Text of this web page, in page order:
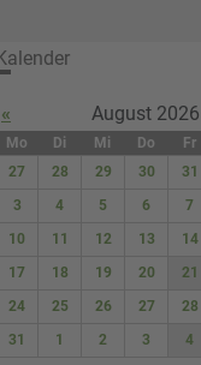
« August 2026
Mo Di Mi Do Fr
27
28 29 30 31
3
4 5 6 7
10
11 12 13 14
17
18 19 20 21
24
25 26 27 28